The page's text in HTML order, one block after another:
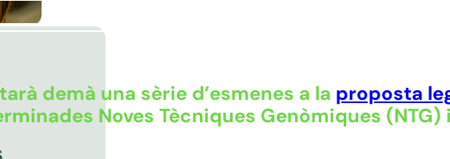
demà una sèrie d’esmenes a la proposta
Noves Tècniques Genòmiques (NTG)